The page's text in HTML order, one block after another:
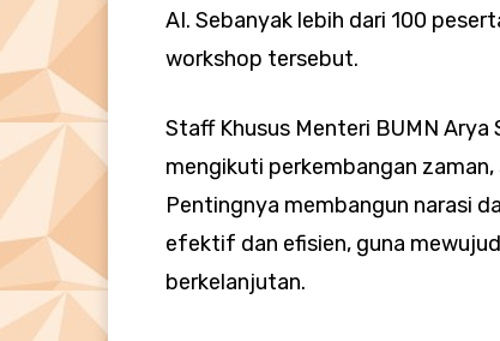
AI. Sebanyak lebih dari 100
workshop tersebut.
Staff Khusus Menteri BUMN
mengikuti perkembangan
Pentingnya membangun narasi
efektif dan efisien, guna
berkelanjutan.